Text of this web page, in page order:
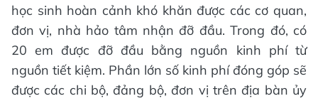
học sinh hoàn cảnh khó khăn được các cơ quan,
đơn vị, nhà hảo tâm nhận đỡ đầu. Trong đó, có
20 em được đỡ đầu bằng nguồn kinh phí từ
nguồn tiết kiệm. Phần lớn số kinh phí đóng góp sẽ
được các chi bộ, đảng bộ, đơn vị trên địa bàn ủy